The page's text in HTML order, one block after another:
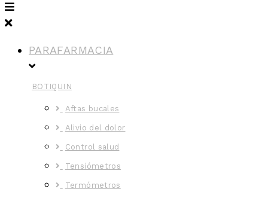
PARAFARMACIA
BOTIQUIN
Aftas bucales
Alivio del dolor
Control salud
Tensiómetros
Termómetros